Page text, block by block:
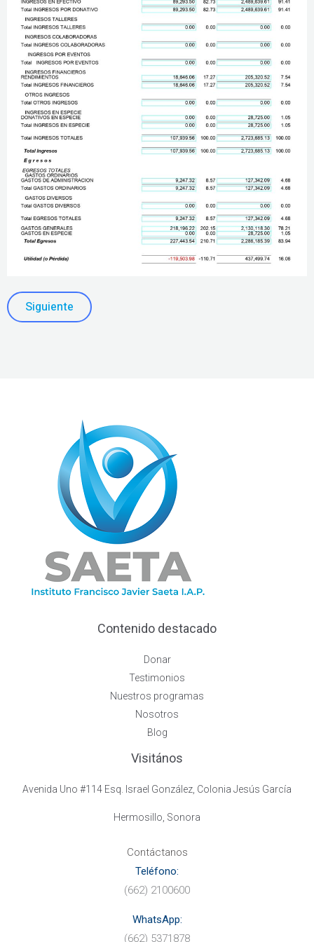
Siguiente
Contenido destacado
Donar
Testimonios
Nuestros programas
Nosotros
Blog
Visitános
Avenida Uno #114 Esq. Israel González, Colonia Jesús García
Hermosillo, Sonora
Contáctanos
Teléfono:
(662) 2100600
WhatsApp:
(662) 5371878